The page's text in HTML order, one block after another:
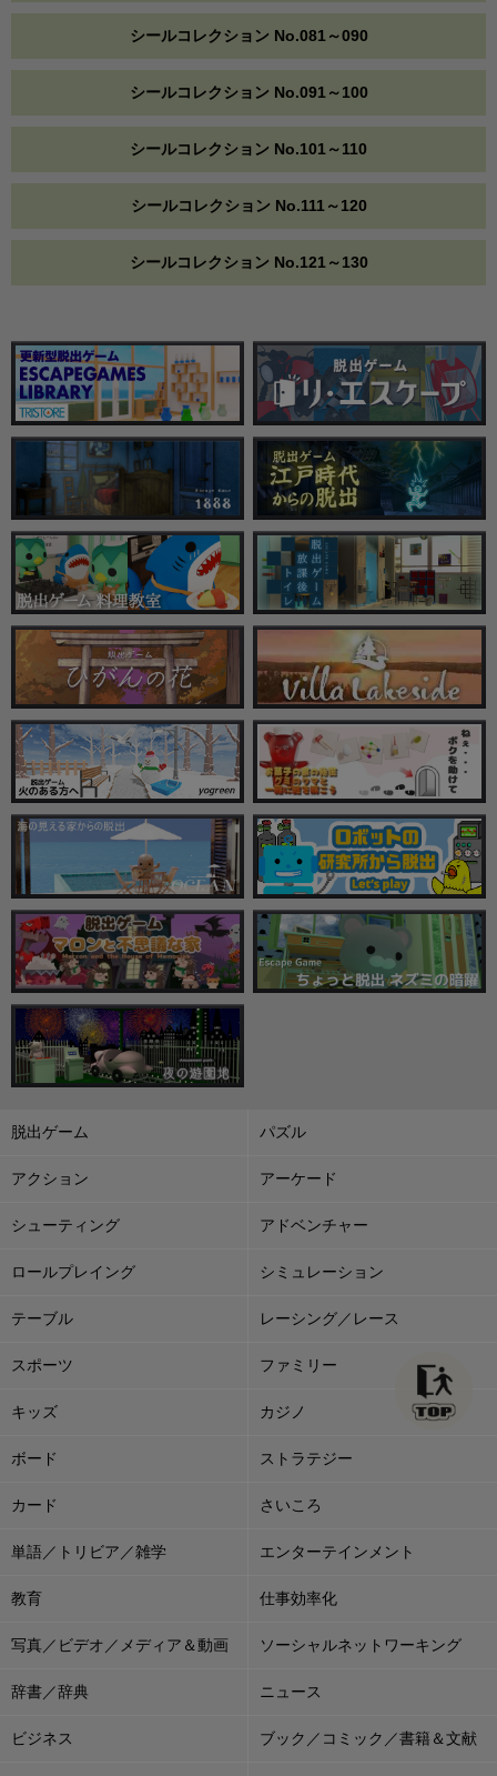
シールコレクション No.081～090
シールコレクション No.091～100
シールコレクション No.101～110
シールコレクション No.111～120
シールコレクション No.121～130
脱出ゲーム パズル
アクション アーケード
シューティング アドベンチャー
ロールプレイング シミュレーション
テーブル レーシング／レース
スポーツ ファミリー
キッズ カジノ
ボード ストラテジー
カード さいころ
単語／トリビア／雑学 エンターテインメント
教育 仕事効率化
写真／ビデオ／メディア＆動画 ソーシャルネットワーキング
辞書／辞典 ニュース
ビジネス ブック／コミック／書籍＆文献